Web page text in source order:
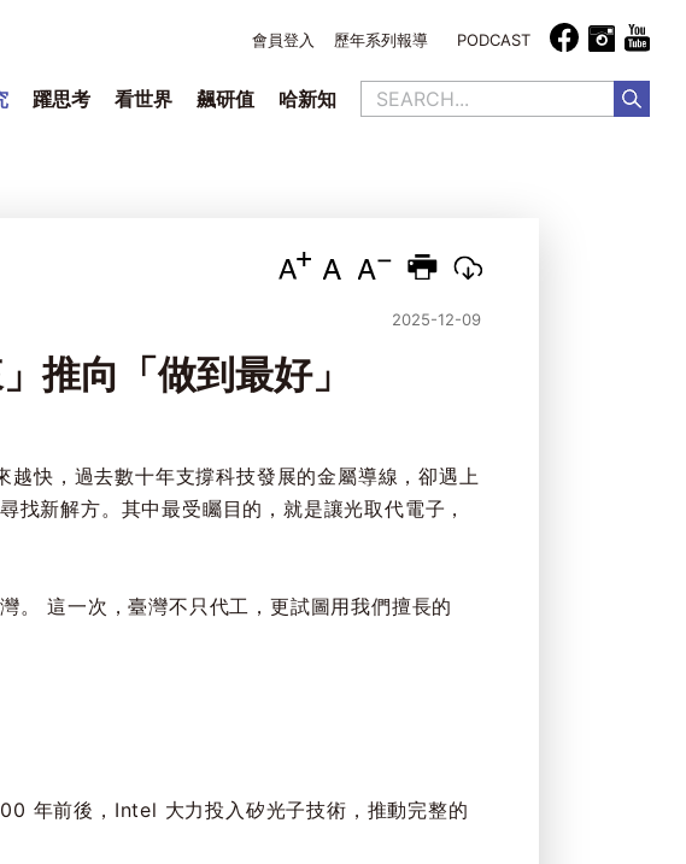
會員登入 歷年系列報導 PODCAST
躍思考 看世界 飆研值 哈新知
2025-12-09
推向「做到最好」
快，過去數十年支撐科技發展的金屬導線，卻遇上
新解方。其中最受矚目的，就是讓光取代電子，
。 這一次，臺灣不只代工，更試圖用我們擅長的
年前後，Intel 大力投入矽光子技術，推動完整的